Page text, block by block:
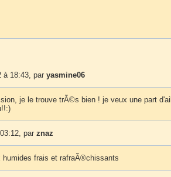
à 18:43, par yasmine06
je le trouve trÃ©s bien ! je veux une part
par znaz
humides frais et rafraÃ®chissants